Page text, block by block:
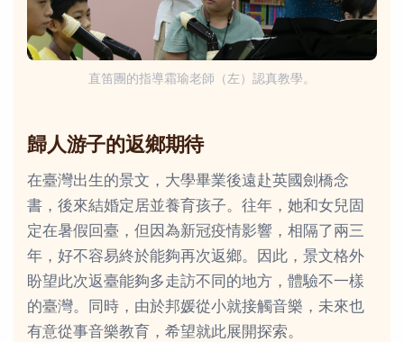
直笛團的指導霜瑜老師（左）認真教學。
歸人游子的返鄉期待
在臺灣出生的景文，大學畢業後遠赴英國劍橋念
書，後來結婚定居並養育孩子。往年，她和女兒固
定在暑假回臺，但因為新冠疫情影響，相隔了兩三
年，好不容易終於能夠再次返鄉。因此，景文格外
盼望此次返臺能夠多走訪不同的地方，體驗不一樣
的臺灣。同時，由於邦媛從小就接觸音樂，未來也
有意從事音樂教育，希望就此展開探索。